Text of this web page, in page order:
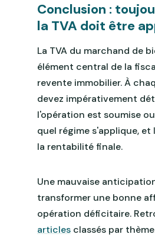
Conclusion :
la TVA doit être
La TVA du marchand de
élément central de la
revente immobilier. À
devez impérativement
l'opération est soumise
quel régime s'applique,
la rentabilité finale.
Une mauvaise
transformer une bonne
opération déficitaire.
articlesclassés par